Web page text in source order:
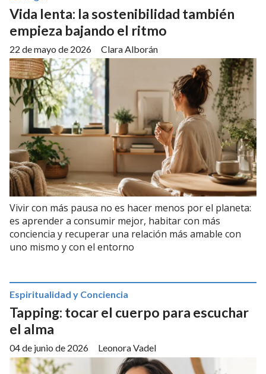
Vida lenta: la sostenibilidad también
empieza bajando el ritmo
Clara Alborán
22 de mayo de 2026
Vivir con más pausa no es hacer menos por el planeta:
es aprender a consumir mejor, habitar con más
conciencia y recuperar una relación más amable con
uno mismo y con el entorno
Tapping: tocar el cuerpo para escuchar
el alma
Leonora Vadel
Espiritualidad y Conciencia
04 de junio de 2026